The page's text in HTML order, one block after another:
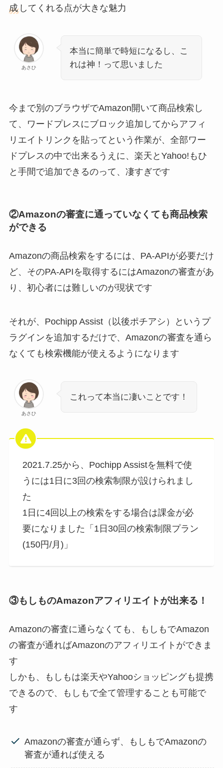
成してくれる点が大きな魅力
あさひ
本当に簡単で時短になるし、こ
れは神！って思いました
今まで別のブラウザでAmazon開いて商品検索し
て、ワードプレスにブロック追加してからアフィ
リエイトリンクを貼ってという作業が、全部ワー
ドプレスの中で出来るうえに、楽天とYahoo!もひ
と手間で追加できるのって、凄すぎです
②Amazonの審査に通っていなくても商品検索
ができる
Amazonの商品検索をするには、PA-APIが必要だけ
ど、そのPA-APIを取得するにはAmazonの審査があ
り、初心者には難しいのが現状です
それが、Pochipp Assist（以後ポチアシ）というプ
ラグインを追加するだけで、Amazonの審査を通ら
なくても検索機能が使えるようになります
あさひ
これって本当に凄いことです！
2021.7.25から、Pochipp Assistを無料で使
うには1日に3回の検索制限が設けられまし
た
1日に4回以上の検索をする場合は課金が必
要になりました「1日30回の検索制限プラン
(150円/月)」
③もしものAmazonアフィリエイトが出来る！
Amazonの審査に通らなくても、もしもでAmazon
の審査が通ればAmazonのアフィリエイトができま
す
しかも、もしもは楽天やYahooショッピングも提携
できるので、もしもで全て管理することも可能で
す
Amazonの審査が通らず、もしもでAmazonの
審査が通れば使える